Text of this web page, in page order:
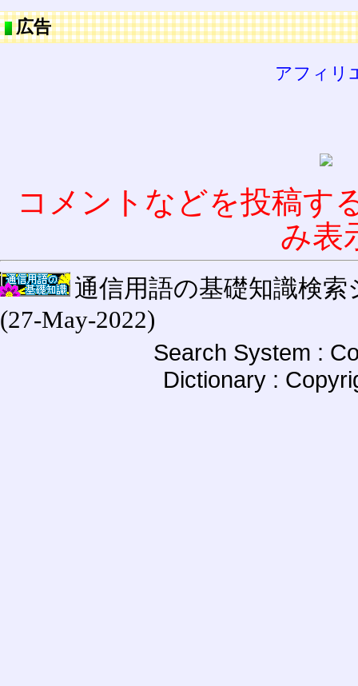
広告
アフィリ
コメントなどを投稿す
み表
通信用語の基礎知識検索
(27-May-2022)
Search System :
Dictionary :